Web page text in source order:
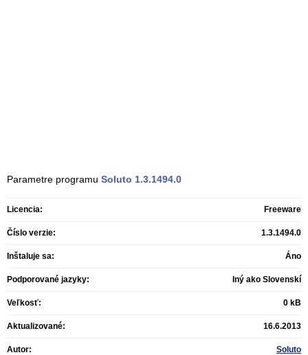
Parametre programu Soluto 1.3.1494.0
Licencia: Freeware
Číslo verzie: 1.3.1494.0
Inštaluje sa: Áno
Podporované jazyky: Iný ako Slovenskí
Veľkosť: 0 kB
Aktualizované: 16.6.2013
Autor: Soluto